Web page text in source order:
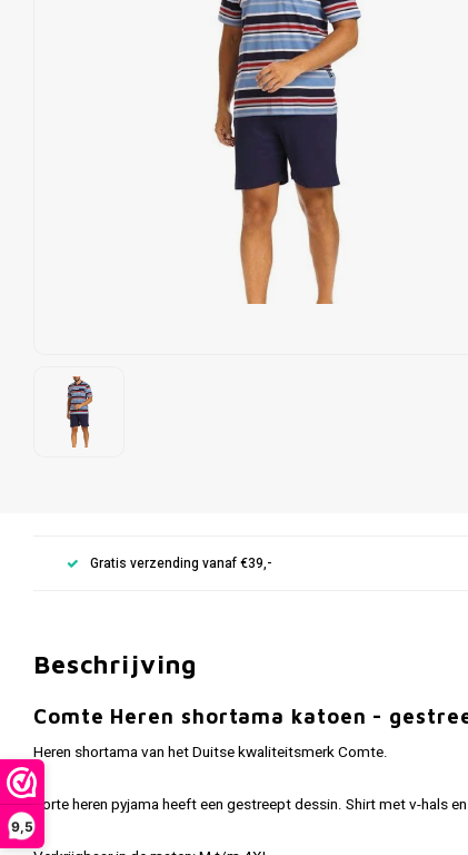
9,5
Gratis verzending vanaf €39,-
Beschrijving
Comte Heren shortama katoen -
Heren shortama van het Duitse kwaliteitsmerk Comte.
Korte heren pyjama heeft een gestreept dessin. Shirt met v-hals